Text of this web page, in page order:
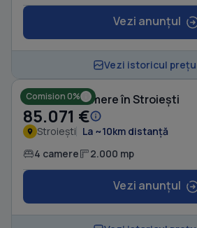
Vezi anunțul
Vezi istoricul
Comision 0%
Casă cu 4 camere în Stroiești
85.071 €
Stroiești La ~10km distanță
4 camere 2.000 mp
Vezi anunțul